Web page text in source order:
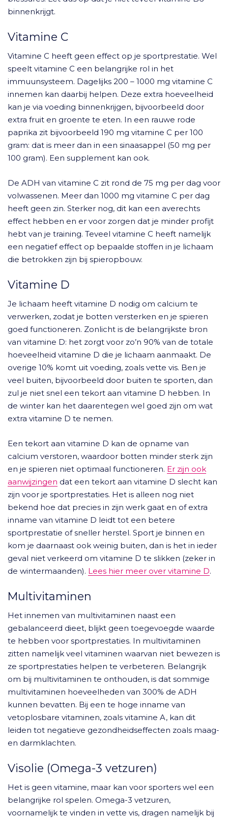
binnenkrijgt.
Vitamine C
Vitamine C heeft geen effect op je sportprestatie. Wel
speelt vitamine C een belangrijke rol in het
immuunsysteem. Dagelijks 200 – 1000 mg vitamine C
innemen kan daarbij helpen. Deze extra hoeveelheid
kan je via voeding binnenkrijgen, bijvoorbeeld door
extra fruit en groente te eten. In een rauwe rode
paprika zit bijvoorbeeld 190 mg vitamine C per 100
gram: dat is meer dan in een sinaasappel (50 mg per
100 gram). Een supplement kan ook.
De ADH van vitamine C zit rond de 75 mg per dag voor
volwassenen. Meer dan 1000 mg vitamine C per dag
heeft geen zin. Sterker nog, dit kan een averechts
effect hebben en er voor zorgen dat je minder profijt
hebt van je training. Teveel vitamine C heeft namelijk
een negatief effect op bepaalde stoffen in je lichaam
die betrokken zijn bij spieropbouw.
Vitamine D
Je lichaam heeft vitamine D nodig om calcium te
verwerken, zodat je botten versterken en je spieren
goed functioneren. Zonlicht is de belangrijkste bron
van vitamine D: het zorgt voor zo’n 90% van de totale
hoeveelheid vitamine D die je lichaam aanmaakt. De
overige 10% komt uit voeding, zoals vette vis. Ben je
veel buiten, bijvoorbeeld door buiten te sporten, dan
zul je niet snel een tekort aan vitamine D hebben. In
de winter kan het daarentegen wel goed zijn om wat
extra vitamine D te nemen.
Een tekort aan vitamine D kan de opname van
calcium verstoren, waardoor botten minder sterk zijn
en je spieren niet optimaal functioneren. Er zijn ook
aanwijzingen dat een tekort aan vitamine D slecht kan
zijn voor je sportprestaties. Het is alleen nog niet
bekend hoe dat precies in zijn werk gaat en of extra
inname van vitamine D leidt tot een betere
sportprestatie of sneller herstel. Sport je binnen en
kom je daarnaast ook weinig buiten, dan is het in ieder
geval niet verkeerd om vitamine D te slikken (zeker in
de wintermaanden). Lees hier meer over vitamine D.
Multivitaminen
Het innemen van multivitaminen naast een
gebalanceerd dieet, blijkt geen toegevoegde waarde
te hebben voor sportprestaties. In multivitaminen
zitten namelijk veel vitaminen waarvan niet bewezen is
ze sportprestaties helpen te verbeteren. Belangrijk
om bij multivitaminen te onthouden, is dat sommige
multivitaminen hoeveelheden van 300% de ADH
kunnen bevatten. Bij een te hoge inname van
vetoplosbare vitaminen, zoals vitamine A, kan dit
leiden tot negatieve gezondheidseffecten zoals maag-
en darmklachten.
Visolie (Omega-3 vetzuren)
Het is geen vitamine, maar kan voor sporters wel een
belangrijke rol spelen. Omega-3 vetzuren,
voornamelijk te vinden in vette vis, dragen namelijk bij